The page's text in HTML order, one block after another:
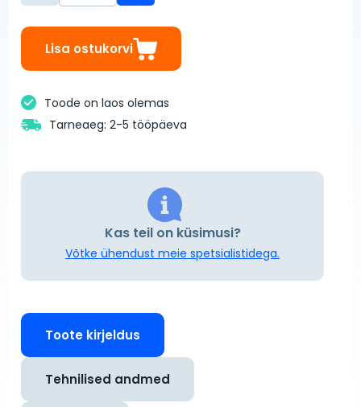
Lisa ostukorvi
Toode on laos olemas
Tarneaeg: 2-5 tööpäeva
Kas teil on küsimusi?
Võtke ühendust meie spetsialistidega.
Toote kirjeldus
Tehnilised andmed